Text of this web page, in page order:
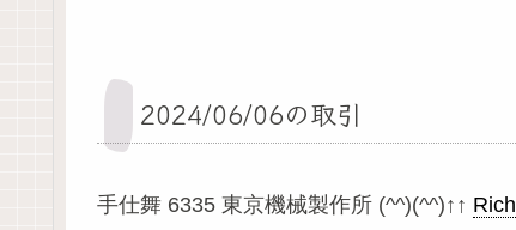
2024/06/06の取引
手仕舞 6335 東京機械製作所 (^^)(^^)↑↑ Rich